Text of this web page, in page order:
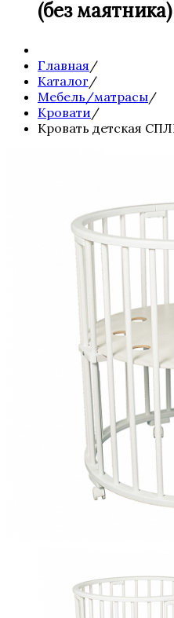
(без маятника)
Главная /
Каталог /
Мебель/матрасы/
Кровати /
Кровать детская